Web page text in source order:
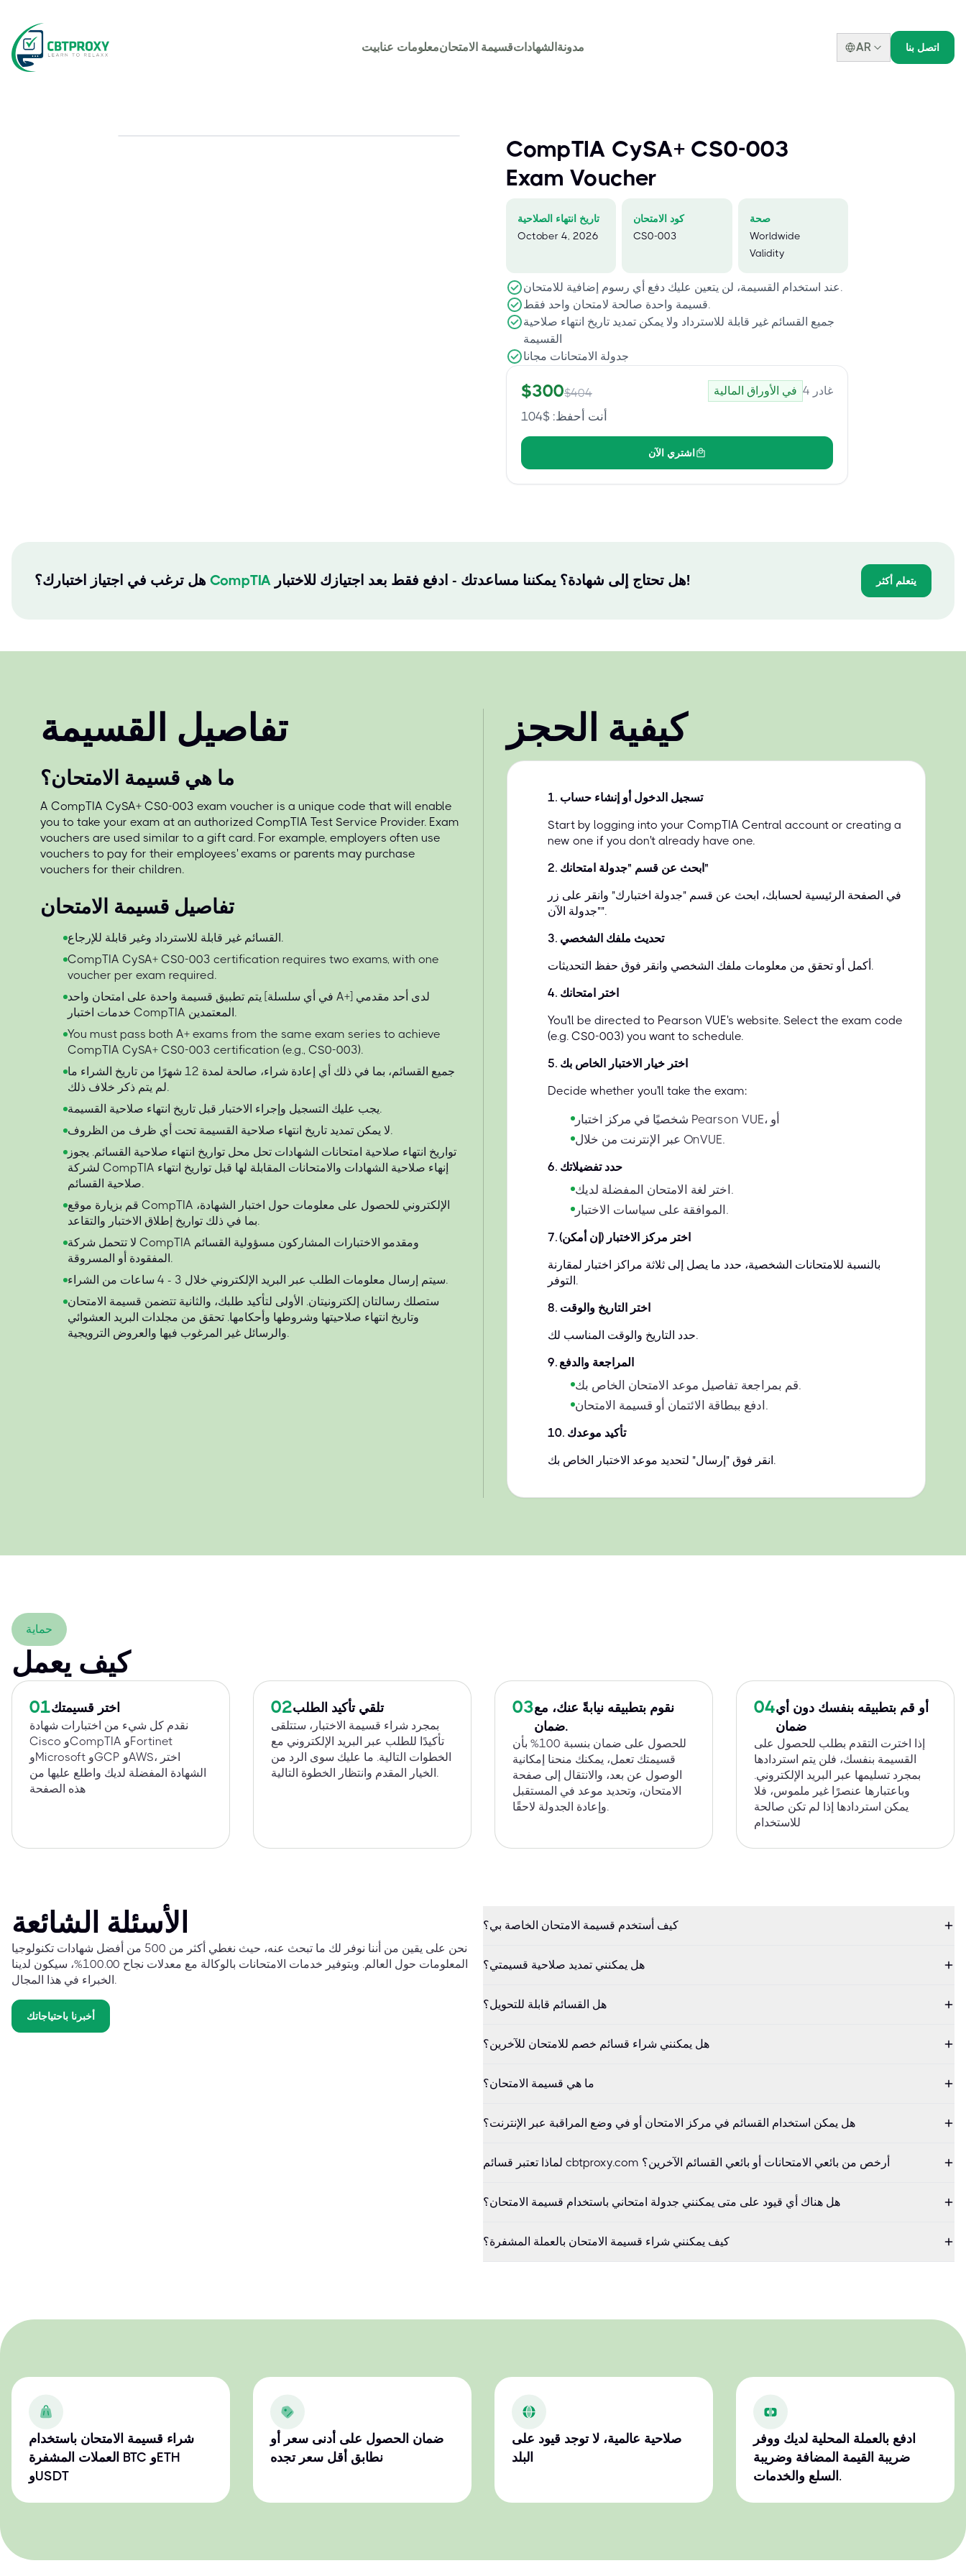
بيتمعلومات عناقسيمة الامتحانالشهاداتمدونة AR اتصل بنا
CompTIA CySA+ CS0-003
Exam Voucher
تاريخ انتهاء الصلاحية
October 4, 2026
كود الامتحان
CS0-003
صحة
Worldwide
Validity
عند استخدام القسيمة، لن يتعين عليك دفع أي رسوم إضافية للامتحان.
قسيمة واحدة صالحة لامتحان واحد فقط.
جميع القسائم غير قابلة للاسترداد ولا يمكن تمديد تاريخ انتهاء صلاحية
القسيمة
جدولة الامتحانات مجانا
$300$404 في الأوراق المالية 4 غادر
أنت أحفظ: $
104
اشتري الآن
هل ترغب في اجتياز اختبارك؟ CompTIA هل تحتاج إلى شهادة؟ يمكننا مساعدتك - ادفع فقط بعد اجتيازك للاختبار! يتعلم أكثر
تفاصيل القسيمة
ما هي قسيمة الامتحان؟
A CompTIA CySA+ CS0-003 exam voucher is a unique code that will enable
you to take your exam at an authorized CompTIA Test Service Provider. Exam
vouchers are used similar to a gift card. For example, employers often use
vouchers to pay for their employees' exams or parents may purchase
vouchers for their children.
تفاصيل قسيمة الامتحان
القسائم غير قابلة للاسترداد وغير قابلة للإرجاع.
CompTIA CySA+ CS0-003 certification requires two exams, with one
voucher per exam required.
يتم تطبيق قسيمة واحدة على امتحان واحد [في أي سلسلة A+] لدى أحد مقدمي
خدمات اختبار CompTIA المعتمدين.
You must pass both A+ exams from the same exam series to achieve
CompTIA CySA+ CS0-003 certification (e.g., CS0-003).
جميع القسائم، بما في ذلك أي إعادة شراء، صالحة لمدة 12 شهرًا من تاريخ الشراء ما
لم يتم ذكر خلاف ذلك.
يجب عليك التسجيل وإجراء الاختبار قبل تاريخ انتهاء صلاحية القسيمة.
لا يمكن تمديد تاريخ انتهاء صلاحية القسيمة تحت أي ظرف من الظروف.
تواريخ انتهاء صلاحية امتحانات الشهادات تحل محل تواريخ انتهاء صلاحية القسائم. يجوز
لشركة CompTIA إنهاء صلاحية الشهادات والامتحانات المقابلة لها قبل تواريخ انتهاء
صلاحية القسائم.
قم بزيارة موقع CompTIA الإلكتروني للحصول على معلومات حول اختبار الشهادة،
بما في ذلك تواريخ إطلاق الاختبار والتقاعد.
لا تتحمل شركة CompTIA ومقدمو الاختبارات المشاركون مسؤولية القسائم
المفقودة أو المسروقة.
سيتم إرسال معلومات الطلب عبر البريد الإلكتروني خلال 3 - 4 ساعات من الشراء.
ستصلك رسالتان إلكترونيتان. الأولى لتأكيد طلبك، والثانية تتضمن قسيمة الامتحان
وتاريخ انتهاء صلاحيتها وشروطها وأحكامها. تحقق من مجلدات البريد العشوائي
والرسائل غير المرغوب فيها والعروض الترويجية.
كيفية الحجز
1. تسجيل الدخول أو إنشاء حساب
Start by logging into your CompTIA Central account or creating a
new one if you don't already have one.
2.
ابحث عن قسم "جدولة امتحانك"
في الصفحة الرئيسية لحسابك، ابحث عن قسم "جدولة اختبارك" وانقر على زر
"جدولة الآن".
3. تحديث ملفك الشخصي
أكمل أو تحقق من معلومات ملفك الشخصي وانقر فوق حفظ التحديثات.
4. اختر امتحانك
You'll be directed to Pearson VUE's website. Select the exam code
(e.g. CS0-003) you want to schedule.
5. اختر خيار الاختبار الخاص بك
Decide whether you'll take the exam:
شخصيًا في مركز اختبار Pearson VUE، أو
عبر الإنترنت من خلال OnVUE.
6. حدد تفضيلاتك
اختر لغة الامتحان المفضلة لديك.
الموافقة على سياسات الاختبار.
7.اختر مركز الاختبار (إن أمكن)
بالنسبة للامتحانات الشخصية، حدد ما يصل إلى ثلاثة مراكز اختبار لمقارنة
التوفر.
8. اختر التاريخ والوقت
حدد التاريخ والوقت المناسب لك.
9. المراجعة والدفع
قم بمراجعة تفاصيل موعد الامتحان الخاص بك.
ادفع ببطاقة الائتمان أو قسيمة الامتحان.
10. تأكيد موعدك
انقر فوق "إرسال" لتحديد موعد الاختبار الخاص بك.
حماية
كيف يعمل
01اختر قسيمتك
نقدم كل شيء من اختبارات شهادة
Cisco وCompTIA وFortinet
وMicrosoft وGCP وAWS، اختر
الشهادة المفضلة لديك واطلع عليها من
هذه الصفحة
02تلقي تأكيد الطلب
بمجرد شراء قسيمة الاختبار، ستتلقى
تأكيدًا للطلب عبر البريد الإلكتروني مع
الخطوات التالية. ما عليك سوى الرد من
الخيار المقدم وانتظار الخطوة التالية.
03نقوم بتطبيقه نيابةً عنك، مع
ضمان.
للحصول على ضمان بنسبة 100% بأن
قسيمتك تعمل، يمكنك منحنا إمكانية
الوصول عن بعد، والانتقال إلى صفحة
الامتحان، وتحديد موعد في المستقبل
وإعادة الجدولة لاحقًا.
04أو قم بتطبيقه بنفسك دون أي
ضمان
إذا اخترت التقدم بطلب للحصول على
القسيمة بنفسك، فلن يتم استردادها
بمجرد تسليمها عبر البريد الإلكتروني.
وباعتبارها عنصرًا غير ملموس، فلا
يمكن استردادها إذا لم تكن صالحة
للاستخدام
الأسئلة الشائعة
نحن على يقين من أننا نوفر لك ما تبحث عنه، حيث نغطي أكثر من 500 من أفضل شهادات تكنولوجيا
المعلومات حول العالم. وبتوفير خدمات الامتحانات بالوكالة مع معدلات نجاح 100.00%، سيكون لدينا
الخبراء في هذا المجال.
أخبرنا باحتياجاتك
كيف أستخدم قسيمة الامتحان الخاصة بي؟
هل يمكنني تمديد صلاحية قسيمتي؟
هل القسائم قابلة للتحويل؟
هل يمكنني شراء قسائم خصم للامتحان للآخرين؟
ما هي قسيمة الامتحان؟
هل يمكن استخدام القسائم في مركز الامتحان أو في وضع المراقبة عبر الإنترنت؟
لماذا تعتبر قسائم cbtproxy.com أرخص من بائعي الامتحانات أو بائعي القسائم الآخرين؟
هل هناك أي قيود على متى يمكنني جدولة امتحاني باستخدام قسيمة الامتحان؟
كيف يمكنني شراء قسيمة الامتحان بالعملة المشفرة؟
شراء قسيمة الامتحان باستخدام
العملات المشفرة BTC وETH
وUSDT
ضمان الحصول على أدنى سعر أو
نطابق أقل سعر تجده
صلاحية عالمية، لا توجد قيود على
البلد
ادفع بالعملة المحلية لديك ووفر
ضريبة القيمة المضافة وضريبة
السلع والخدمات.